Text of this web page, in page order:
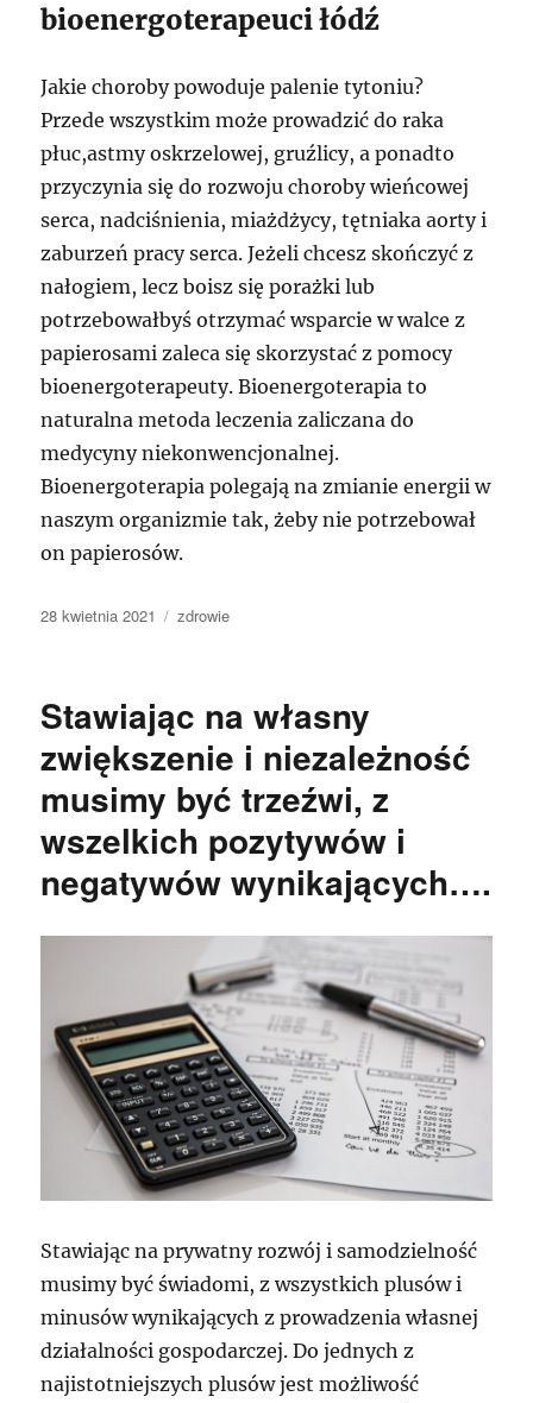
bioenergoterapeuci łódź
Jakie choroby powoduje palenie tytoniu?
Przede wszystkim może prowadzić do raka
płuc,astmy oskrzelowej, gruźlicy, a ponadto
przyczynia się do rozwoju choroby wieńcowej
serca, nadciśnienia, miażdżycy, tętniaka aorty i
zaburzeń pracy serca. Jeżeli chcesz skończyć z
nałogiem, lecz boisz się porażki lub
potrzebowałbyś otrzymać wsparcie w walce z
papierosami zaleca się skorzystać z pomocy
bioenergoterapeuty. Bioenergoterapia to
naturalna metoda leczenia zaliczana do
medycyny niekonwencjonalnej.
Bioenergoterapia polegają na zmianie energii w
naszym organizmie tak, żeby nie potrzebował
on papierosów.
Data
28 kwietnia 2021 Kategorie
zdrowie
Stawiając na własny
zwiększenie i niezależność
musimy być trzeźwi, z
wszelkich pozytywów i
negatywów wynikających….
Stawiając na prywatny rozwój i samodzielność
musimy być świadomi, z wszystkich plusów i
minusów wynikających z prowadzenia własnej
działalności gospodarczej. Do jednych z
najistotniejszych plusów jest możliwość